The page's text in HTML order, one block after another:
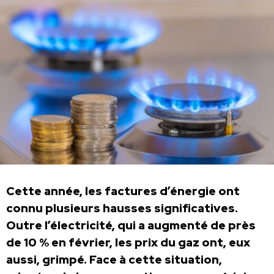
Cette année, les factures d’énergie ont
connu plusieurs hausses significatives.
Outre l’électricité, qui a augmenté de près
de 10 % en février, les prix du gaz ont, eux
aussi, grimpé. Face à cette situation,